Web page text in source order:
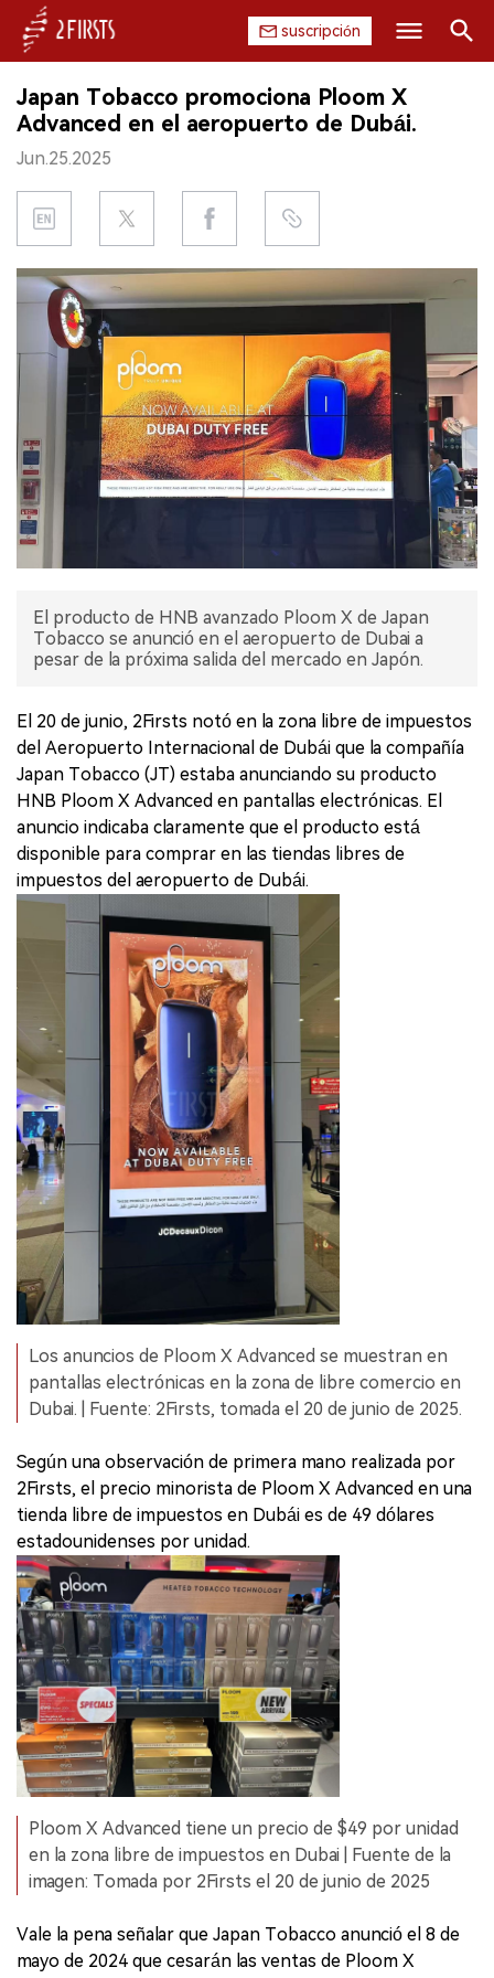
suscripción
INICIO
EMPRESA
PRODUCTO
REGULACIÓN
CHINA
DATOS
EXPOSICIÓN
ENTREVISTA
Japan Tobacco promociona Ploom X
Advanced en el aeropuerto de Dubái.
Jun.25.2025
El producto de HNB avanzado Ploom X de Japan
Tobacco se anunció en el aeropuerto de Dubai a
pesar de la próxima salida del mercado en Japón.
El 20 de junio, 2Firsts notó en la zona libre de impuestos
del Aeropuerto Internacional de Dubái que la compañía
Japan Tobacco (JT) estaba anunciando su producto
HNB Ploom X Advanced en pantallas electrónicas. El
anuncio indicaba claramente que el producto está
disponible para comprar en las tiendas libres de
impuestos del aeropuerto de Dubái.
Los anuncios de Ploom X Advanced se muestran en
pantallas electrónicas en la zona de libre comercio en
Dubai. | Fuente: 2Firsts, tomada el 20 de junio de 2025.
Según una observación de primera mano realizada por
2Firsts, el precio minorista de Ploom X Advanced en una
tienda libre de impuestos en Dubái es de 49 dólares
estadounidenses por unidad.
Ploom X Advanced tiene un precio de $49 por unidad
en la zona libre de impuestos en Dubai | Fuente de la
imagen: Tomada por 2Firsts el 20 de junio de 2025
Vale la pena señalar que Japan Tobacco anunció el 8 de
mayo de 2024 que cesarán las ventas de Ploom X